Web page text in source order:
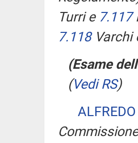
Turri e 7.117
7.118Varchi
(Esame dell'
(Vedi RS)
Commissione